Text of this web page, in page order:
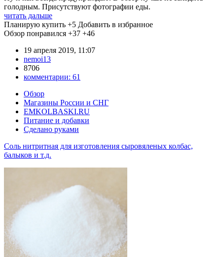
голодным. Присутствуют фотографии еды.
читать дальше
Планирую купить +5 Добавить в избранное
Обзор понравился +37 +46
19 апреля 2019, 11:07
nemoi13
8706
комментарии: 61
Обзор
Магазины России и СНГ
EMKOLBASKI.RU
Питание и добавки
Сделано руками
Соль нитритная для изготовления сыровяленых колбас,
балыков и т.д.